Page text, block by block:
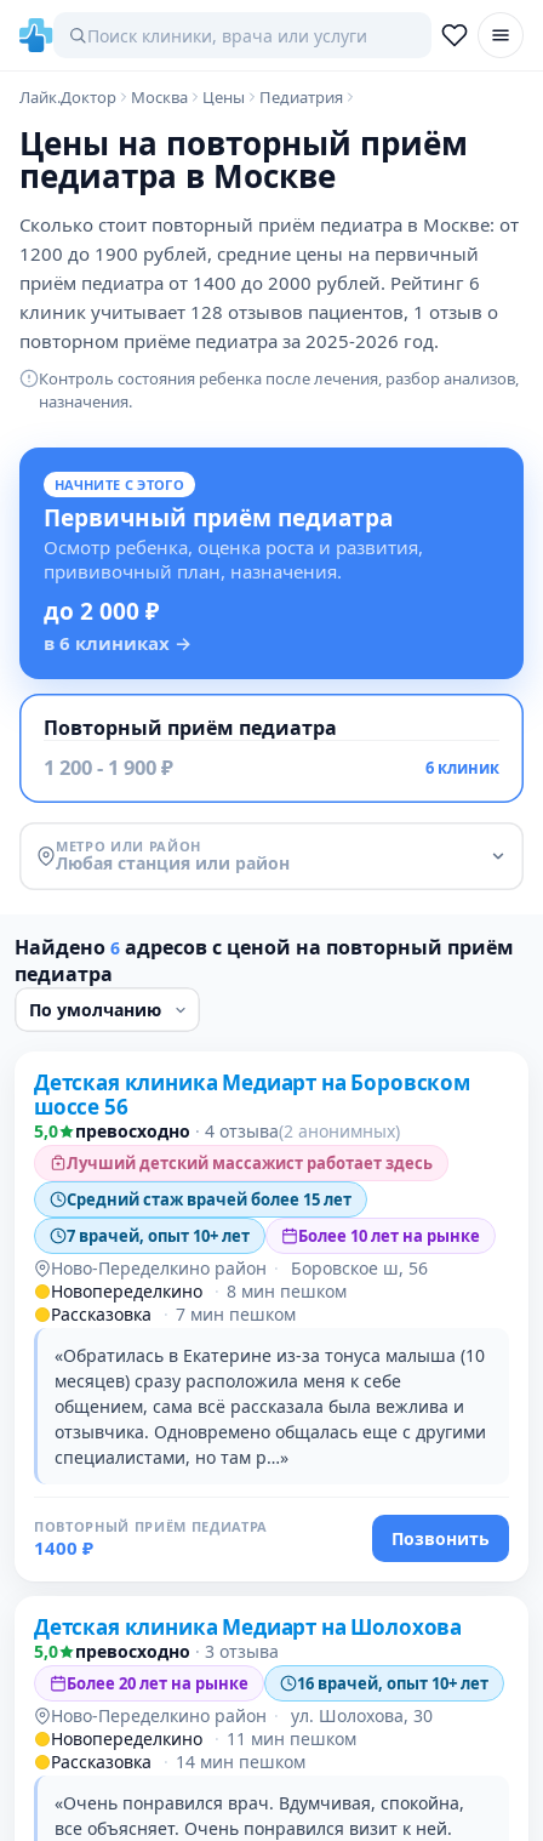
Лайк.Доктор Москва Цены Педиатрия
Цены на повторный приём
педиатра в Москве
Сколько стоит повторный приём педиатра в Москве: от
1200 до 1900 рублей, средние цены на первичный
приём педиатра от 1400 до 2000 рублей. Рейтинг 6
клиник учитывает 128 отзывов пациентов, 1 отзыв о
повторном приёме педиатра за 2025-2026 год.
Контроль состояния ребенка после лечения, разбор анализов,
назначения.
НАЧНИТЕ С ЭТОГО
Первичный приём педиатра
Осмотр ребенка, оценка роста и развития,
прививочный план, назначения.
до 2 000 ₽
в 6 клиниках →
Повторный приём педиатра
1 200 - 1 900 ₽ 6 клиник
МЕТРО ИЛИ РАЙОН
Любая станция или район
Найдено 6 адресов с ценой на повторный приём
педиатра
Детская клиника Медиарт на Боровском
шоссе 56
5,0 превосходно · 4 отзыва(2 анонимных)
Лучший детский массажист работает здесь
Средний стаж врачей более 15 лет
7 врачей, опыт 10+ лет
Более 10 лет на рынке
Ново-Переделкино район ·
Боровское ш, 56
Новопеределкино · 8 мин пешком
Рассказовка
· 7 мин пешком
«Обратилась в Екатерине из-за тонуса малыша (10
месяцев) сразу расположила меня к себе
общением, сама всё рассказала была вежлива и
отзывчика. Одновремено общалась еще с другими
специалистами, но там р…»
ПОВТОРНЫЙ ПРИЁМ ПЕДИАТРА
1400 ₽ Позвонить
Детская клиника Медиарт на Шолохова
5,0 превосходно · 3 отзыва
Более 20 лет на рынке 16 врачей, опыт 10+ лет
Ново-Переделкино район · ул. Шолохова, 30
Новопеределкино · 11 мин пешком
Рассказовка
· 14 мин пешком
«Очень понравился врач. Вдумчивая, спокойна,
все объясняет. Очень понравился визит к ней.